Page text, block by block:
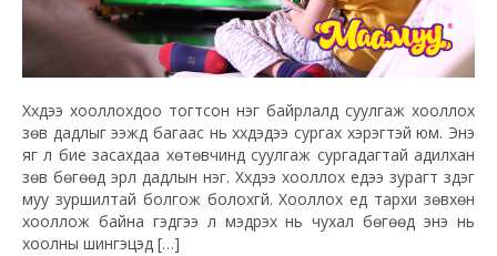
Хүүхдээ хооллохдоо тогтсон нэг байрлалд суулгаж хооллох
зөв дадлыг ээжүүд багаас нь хүүхдэдээ сургах хэрэгтэй юм. Энэ
яг л бие засахдаа хөтөвчинд суулгаж сургадагтай адилхан
зөв бөгөөд эрүүл дадлын нэг. Хүүхдээ хооллох үедээ зурагт үздэг
муу зуршилтай болгож болохгүй. Хооллох үед тархи зөвхөн
хооллож байна гэдгээ л мэдрэх нь чухал бөгөөд энэ нь
хоолны шингэцэд […]